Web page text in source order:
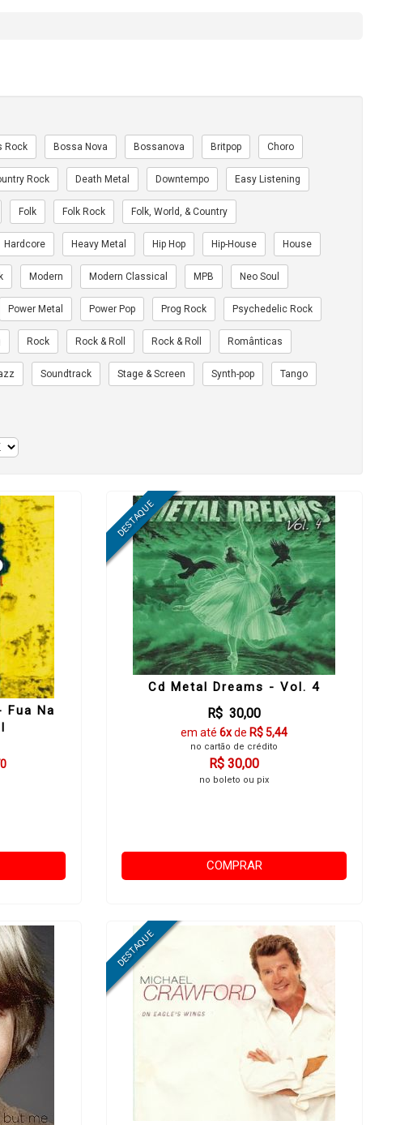
Rock Bossa Nova Bossanova Britpop Choro
Rock Death Metal Downtempo Easy Listening
Folk Folk Rock Folk, World, & Country
Hardcore Heavy Metal Hip Hop Hip-House House
Modern Modern Classical MPB Neo Soul
Power Metal Power Pop Prog Rock Psychedelic Rock
Rock Rock & Roll Rock & Roll Românticas
Soundtrack Stage & Screen Synth-pop Tango
Fua Na
Cd Metal Dreams - Vol. 4
R$ 30,00
em até6xde R$ 5,44
no cartão de crédito
R$ 30,00
no boleto ou pix
COMPRAR